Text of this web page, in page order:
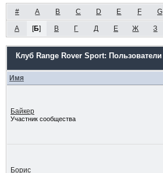
# A B C D E F G
А [Б] В Г Д Е Ж З
Клуб Range Rover Sport: Пользователи
Имя
Байкер
Участник сообщества
Борис